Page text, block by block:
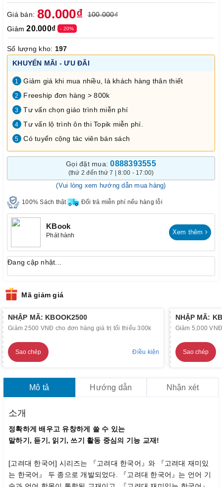
Giá bán: 80.000₫
100.000₫
Giảm20.000₫ - 20%
Số lượng kho: 197
KHUYẾN MÃI - ƯU ĐÃI
1 Giảm giá khi mua nhiều, là khách hàng thân thiết
2 Freeship đơn hàng > 800k
3 Tư vấn chọn giáo trình miễn phí
4 Tư vấn lộ trình ôn thi Topik miễn phí.
5 Có tuyển cộng tác viên bán sách
Gọi đặt mua:0888393555
(thứ 2 đến thứ 7 | 8:00 - 17:00)
(Vui lòng xem hướng dẫn mua hàng)
100% Sách thật Đổi trả miễn phí nếu hàng lỗi
KBook
Phát hành Xem thêm
Đang cập nhật...
Mã giảm giá
NHẬP MÃ: KBOOK2500
Giảm 2500 VNĐ cho đơn hàng giá trị tối thiểu 300k
Sao chép Điều kiện
NHẬP MÃ:
Giảm 5,000
Sao chép
Mô tả Hướng dẫn Nhận xét
소개
정확하게 배우고 유창하게 쓸 수 있는
말하기, 듣기, 읽기, 쓰기 활동 중심의 기능 교재!
[고려대 한국어] 시리즈는 『고려대 한국어』와 『고려대 재미있
는 한국어』 두 종으로 개발되었다. 『고려대 한국어』는 언어 기